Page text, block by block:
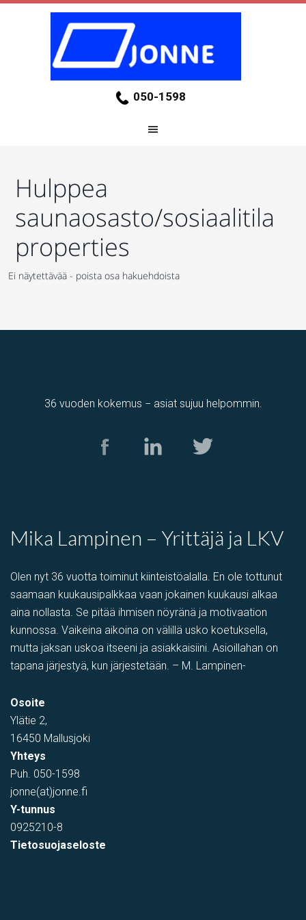
050-1598
Hulppea
saunaosasto/sosiaalitila
properties
Ei näytettävää - poista osa hakuehdoista
36 vuoden kokemus − asiat sujuu helpommin.
Mika Lampinen – Yrittäjä ja LKV
Olen nyt 36 vuotta toiminut kiinteistöalalla. En ole tottunut
saamaan kuukausipalkkaa vaan jokainen kuukausi alkaa
aina nollasta. Se pitää ihmisen nöyränä ja motivaation
kunnossa. Vaikeina aikoina on välillä usko koetuksella,
mutta jaksan uskoa itseeni ja asiakkaisiini. Asioillahan on
tapana järjestyä, kun järjestetään. – M. Lampinen-
Osoite
Ylätie 2,
16450 Mallusjoki
Yhteys
Puh. 050-1598
jonne(at)jonne.fi
Y-tunnus
0925210-8
Tietosuojaseloste